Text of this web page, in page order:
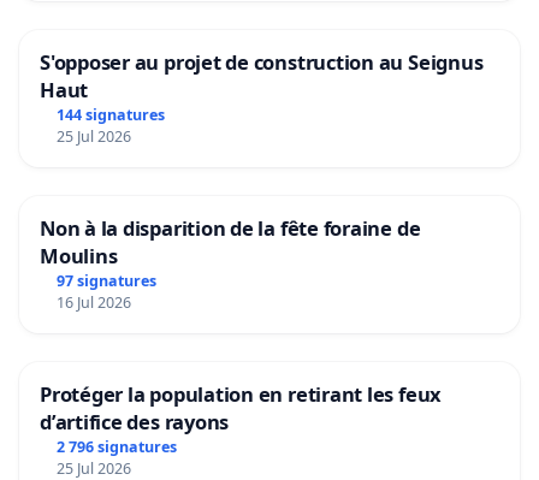
S'opposer au projet de construction au Seignus
Haut
144 signatures
25 Jul 2026
Non à la disparition de la fête foraine de
Moulins
97 signatures
16 Jul 2026
Protéger la population en retirant les feux
d’artifice des rayons
2 796 signatures
25 Jul 2026